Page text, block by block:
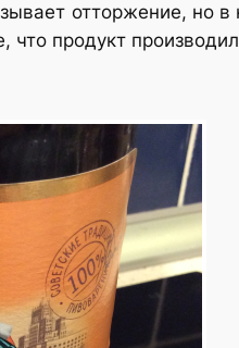
отторжение, но в
продукт